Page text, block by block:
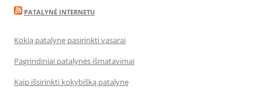
PATALYNĖ INTERNETU
Kokią patalynę pasirinkti vasarai
Pagrindiniai patalynės išmatavimai
Kaip išsirinkti kokybišką patalynę